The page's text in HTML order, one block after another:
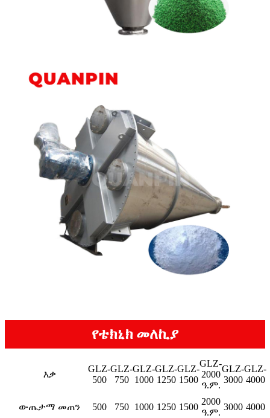
የቴክኒክ መለኪያ
እቃ
GLZ-
500
GLZ-
750
GLZ-
1000
GLZ-
1250
GLZ-
1500
GLZ-
2000
ዓ.ም.
GLZ-
3000
GLZ-
4000
ውጤታማ መጠን 500 750 1000 1250 1500
2000
ዓ.ም.
3000 4000